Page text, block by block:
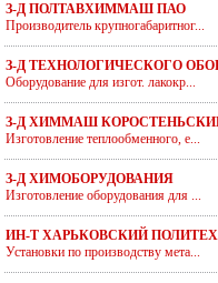
З-Д ПОЛТАВХИММАШ ПАО
Производитель крупногабаритног...
З-Д ТЕХНОЛОГИЧЕСКОГО
Оборудование для изгот. лакокр...
З-Д ХИММАШ
Изготовление теплообменного, е...
З-Д ХИМОБОРУДОВАНИЯ
Изготовление оборудования для ...
ИН-Т ХАРЬКОВСКИЙ
Установки по производству мета...